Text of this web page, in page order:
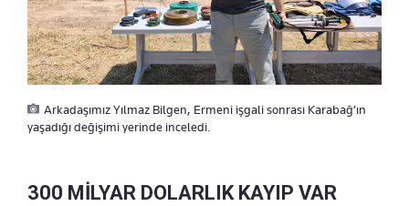
Arkadaşımız Yılmaz Bilgen, Ermeni işgali sonrası Karabağ’ın
yaşadığı değişimi yerinde inceledi.
300 MİLYAR DOLARLIK KAYIP VAR